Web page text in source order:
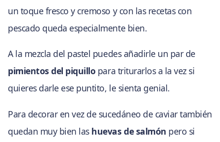
un toque fresco y cremoso y con las recetas con
pescado queda especialmente bien.
A la mezcla del pastel puedes añadirle un par de
pimientos del piquillo para triturarlos a la vez si
quieres darle ese puntito, le sienta genial.
Para decorar en vez de sucedáneo de caviar también
quedan muy bien las huevas de salmón pero si